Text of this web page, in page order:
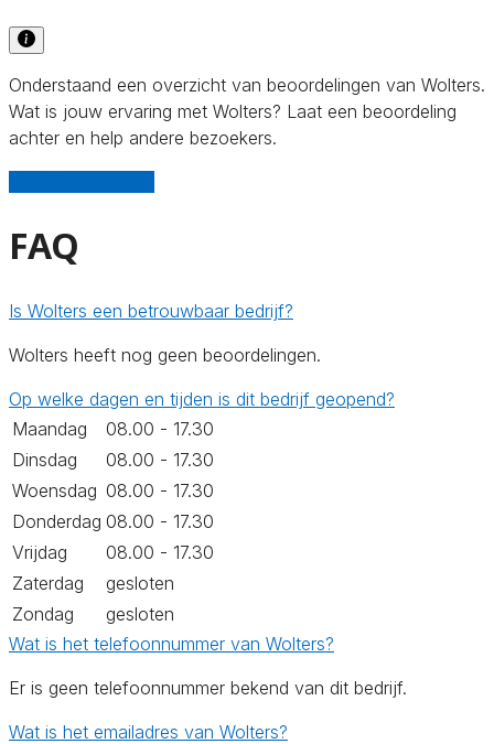
Onderstaand een overzicht van beoordelingen van Wolters.
Wat is jouw ervaring met Wolters? Laat een beoordeling
achter en help andere bezoekers.
FAQ
Is Wolters een betrouwbaar bedrijf?
Wolters heeft nog geen beoordelingen.
Op welke dagen en tijden is dit bedrijf geopend?
Maandag
08.00 - 17.30
Dinsdag
08.00 - 17.30
Woensdag 08.00 - 17.30
Donderdag 08.00 - 17.30
Vrijdag
08.00 - 17.30
Zaterdag
gesloten
Zondag
gesloten
Wat is het telefoonnummer van Wolters?
Er is geen telefoonnummer bekend van dit bedrijf.
Wat is het emailadres van Wolters?